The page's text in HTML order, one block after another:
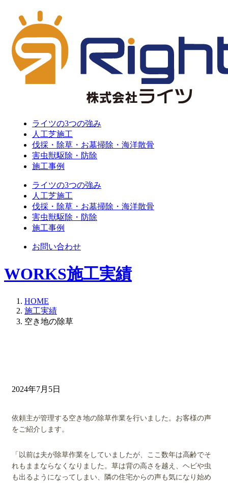
ライツの3つの強み
人工芝施工
伐採・除草・お墓掃除・海洋散骨
害虫獣駆除・防除
施工事例
ライツの3つの強み
人工芝施工
伐採・除草・お墓掃除・海洋散骨
害虫獣駆除・防除
施工事例
お問い合わせ
WORKS施工実績
HOME
施工実績
空き地の除草
2024年7月5日
依頼主が管理する空き地の除草作業を行いました。お客様の声
をご紹介します。
「以前は夫が除草作業をしていましたが、ここ数年は高齢でそ
れもままならなくなりました。草は背の高さを越え、ヘビや虫
も出るようになってしまい、隣の住宅からの声も気になり始め